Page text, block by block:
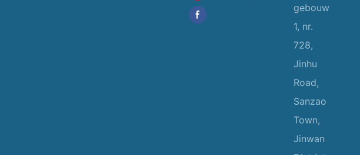
gebouw
1, nr.
728,
Jinhu
Road,
Sanzao
Town,
Jinwan